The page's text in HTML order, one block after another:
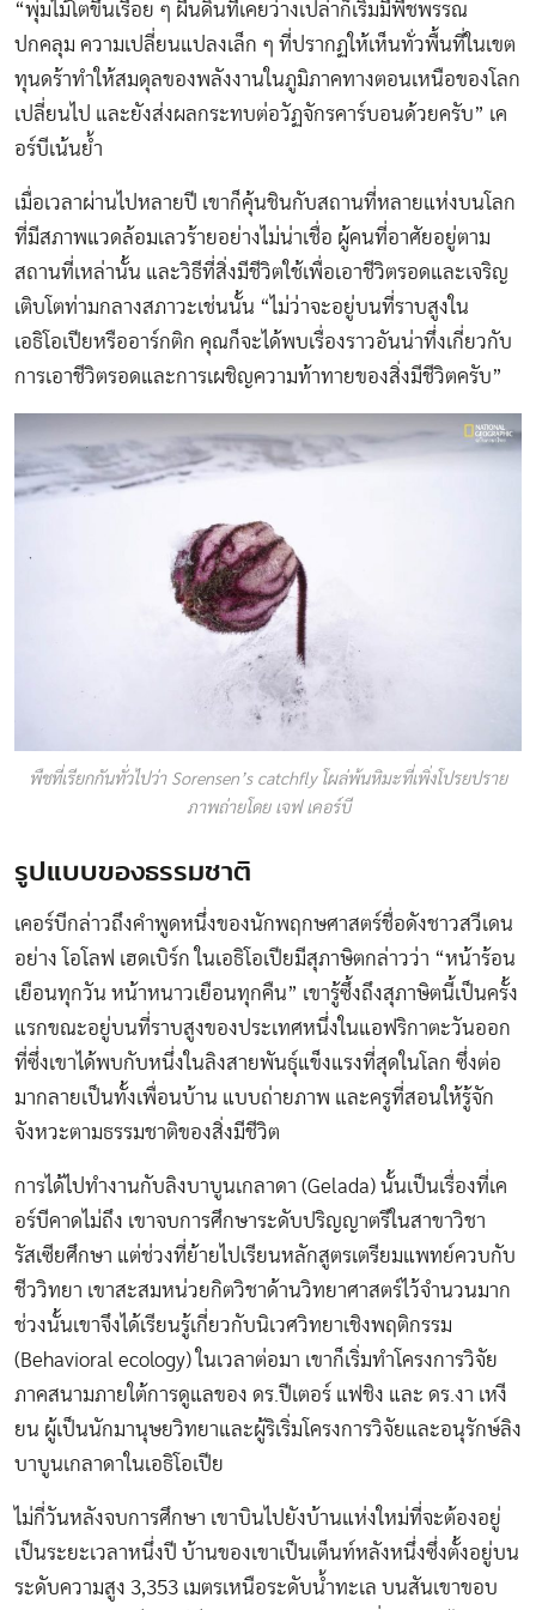
“พุ่มไม้โตขึ้นเรื่อย ๆ ผืนดินที่เคยว่างเปล่าก็เริ่มมีพืชพรรณ
ปกคลุม ความเปลี่ยนแปลงเล็ก ๆ ที่ปรากฏให้เห็นทั่วพื้นที่ในเขต
ทุนดร้าทำให้สมดุลของพลังงานในภูมิภาคทางตอนเหนือของโลก
เปลี่ยนไป และยังส่งผลกระทบต่อวัฏจักรคาร์บอนด้วยครับ” เค
อร์บีเน้นย้ำ
เมื่อเวลาผ่านไปหลายปี เขาก็คุ้นชินกับสถานที่หลายแห่งบนโลก
ที่มีสภาพแวดล้อมเลวร้ายอย่างไม่น่าเชื่อ ผู้คนที่อาศัยอยู่ตาม
สถานที่เหล่านั้น และวิธีที่สิ่งมีชีวิตใช้เพื่อเอาชีวิตรอดและเจริญ
เติบโตท่ามกลางสภาวะเช่นนั้น “ไม่ว่าจะอยู่บนที่ราบสูงใน
เอธิโอเปียหรืออาร์กติก คุณก็จะได้พบเรื่องราวอันน่าทึ่งเกี่ยวกับ
การเอาชีวิตรอดและการเผชิญความท้าทายของสิ่งมีชีวิตครับ”
พืชที่เรียกกันทั่วไปว่า Sorensen’s catchfly โผล่พ้นหิมะที่เพิ่งโปรยปราย
ภาพถ่ายโดย เจฟ เคอร์บี
รูปแบบของธรรมชาติ
เคอร์บีกล่าวถึงคำพูดหนึ่งของนักพฤกษศาสตร์ชื่อดังชาวสวีเดน
อย่าง โอโลฟ เฮดเบิร์ก ในเอธิโอเปียมีสุภาษิตกล่าวว่า “หน้าร้อน
เยือนทุกวัน หน้าหนาวเยือนทุกคืน” เขารู้ซึ้งถึงสุภาษิตนี้เป็นครั้ง
แรกขณะอยู่บนที่ราบสูงของประเทศหนึ่งในแอฟริกาตะวันออก
ที่ซึ่งเขาได้พบกับหนึ่งในลิงสายพันธุ์แข็งแรงที่สุดในโลก ซึ่งต่อ
มากลายเป็นทั้งเพื่อนบ้าน แบบถ่ายภาพ และครูที่สอนให้รู้จัก
จังหวะตามธรรมชาติของสิ่งมีชีวิต
การได้ไปทำงานกับลิงบาบูนเกลาดา (Gelada) นั้นเป็นเรื่องที่เค
อร์บีคาดไม่ถึง เขาจบการศึกษาระดับปริญญาตรีในสาขาวิชา
รัสเซียศึกษา แต่ช่วงที่ย้ายไปเรียนหลักสูตรเตรียมแพทย์ควบกับ
ชีววิทยา เขาสะสมหน่วยกิตวิชาด้านวิทยาศาสตร์ไว้จำนวนมาก
ช่วงนั้นเขาจึงได้เรียนรู้เกี่ยวกับนิเวศวิทยาเชิงพฤติกรรม
(Behavioral ecology) ในเวลาต่อมา เขาก็เริ่มทำโครงการวิจัย
ภาคสนามภายใต้การดูแลของ ดร.ปีเตอร์ แฟชิง และ ดร.งา เหงี
ยน ผู้เป็นนักมานุษยวิทยาและผู้ริเริ่มโครงการวิจัยและอนุรักษ์ลิง
บาบูนเกลาดาในเอธิโอเปีย
ไม่กี่วันหลังจบการศึกษา เขาบินไปยังบ้านแห่งใหม่ที่จะต้องอยู่
เป็นระยะเวลาหนึ่งปี บ้านของเขาเป็นเต็นท์หลังหนึ่งซึ่งตั้งอยู่บน
ระดับความสูง 3,353 เมตรเหนือระดับน้ำทะเล บนสันเขาขอบ